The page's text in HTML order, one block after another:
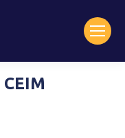
CEIM